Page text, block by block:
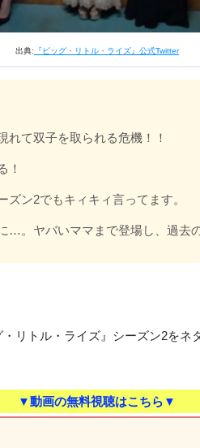
出典: 『ビッグ・リトル・ライズ』公式Twitter
れて双子を取られる危機！！
！
ン2でもキィキィ言ってます。
…。ヤバいママまで登場し、過去
リトル・ライズ』シーズン2をネ
▼動画の無料視聴はこちら▼